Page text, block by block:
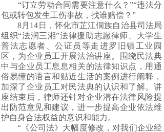
“订立劳动合同需要注意什么？”“违法分
包或转包发生工伤事故，找谁赔偿？”
8月14日，怀化市芷江侗族自治县司法局
组织“法润三湘”法律援助志愿律师、大学生
普法志愿者、公证员等走进罗旧镇工业园
区，为企业员工开展法治讲座。围绕民法典
中与企业员工息息相关的法律知识点，用通
俗易懂的语言和贴近生活的案例进行阐释，
加深了企业员工对民法典的认识和了解。讲
座结束后，律师还针对企业潜在法律风险提
出防范意见和建议，进一步提高企业依法维
护自身合法权益的意识和能力。
“《公司法》大幅度修改，对我们企业经